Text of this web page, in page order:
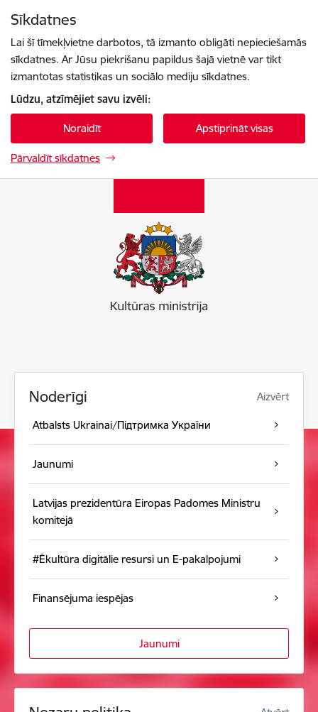
Sīkdatnes
Lai šī tīmekļvietne darbotos, tā izmanto obligāti nepieciešamās
sīkdatnes. Ar Jūsu piekrišanu papildus šajā vietnē var tikt
izmantotas statistikas un sociālo mediju sīkdatnes.
Lūdzu, atzīmējiet savu izvēli:
Noraidīt Apstiprināt visas
Pārvaldīt sīkdatnes
Noderīgi Aizvērt
Atbalsts Ukrainai/Підтримка України
Jaunumi
Latvijas prezidentūra Eiropas Padomes Ministru
komitejā
#Ēkultūra digitālie resursi un E-pakalpojumi
Finansējuma iespējas
Jaunumi